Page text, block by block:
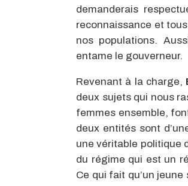
demanderais
reconnaissance et
nos populations.
entame le gouverneur.
Revenant à la charge,
deux sujets qui nous
femmes ensemble,
deux entités sont
une véritable politique
du régime qui est un
Ce qui fait qu’un